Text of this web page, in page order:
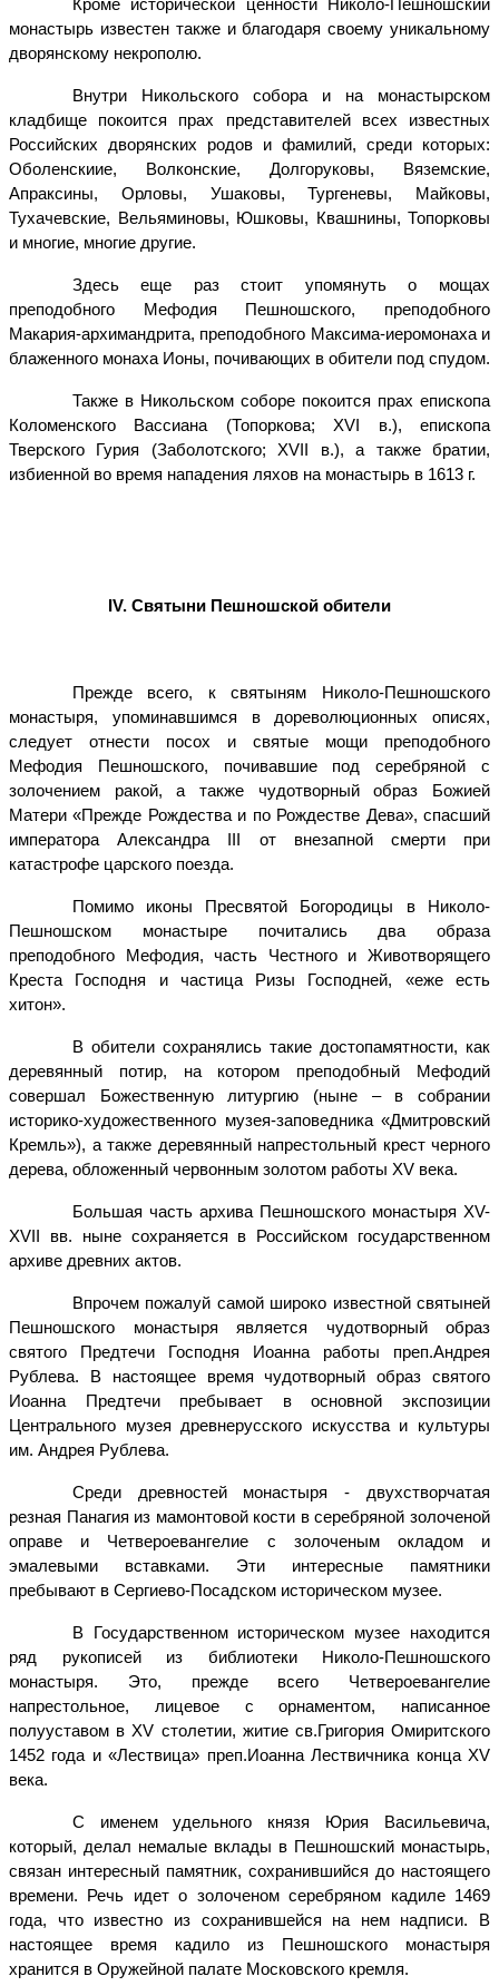
Кроме исторической ценности Николо-Пешношский
монастырь известен также и благодаря своему уникальному
дворянскому некрополю.
Внутри Никольского собора и на монастырском
кладбище покоится прах представителей всех известных
Российских дворянских родов и фамилий, среди которых:
Оболенскиие, Волконские, Долгоруковы, Вяземские,
Апраксины, Орловы, Ушаковы, Тургеневы, Майковы,
Тухачевские, Вельяминовы, Юшковы, Квашнины, Топорковы
и многие, многие другие.
Здесь еще раз стоит упомянуть о мощах
преподобного Мефодия Пешношского, преподобного
Макария-архимандрита, преподобного Максима-иеромонаха и
блаженного монаха Ионы, почивающих в обители под спудом.
Также в Никольском соборе покоится прах епископа
Коломенского Вассиана (Топоркова; XVI в.), епископа
Тверского Гурия (Заболотского; XVII в.), а также братии,
избиенной во время нападения ляхов на монастырь в 1613 г.
IV. Святыни Пешношской обители
Прежде всего, к святыням Николо-Пешношского
монастыря, упоминавшимся в дореволюционных описях,
следует отнести посох и святые мощи преподобного
Мефодия Пешношского, почивавшие под серебряной с
золочением ракой, а также чудотворный образ Божией
Матери «Прежде Рождества и по Рождестве Дева», спасший
императора Александра III от внезапной смерти при
катастрофе царского поезда.
Помимо иконы Пресвятой Богородицы в Николо-
Пешношском монастыре почитались два образа
преподобного Мефодия, часть Честного и Животворящего
Креста Господня и частица Ризы Господней, «еже есть
хитон».
В обители сохранялись такие достопамятности, как
деревянный потир, на котором преподобный Мефодий
совершал Божественную литургию (ныне – в собрании
историко-художественного музея-заповедника «Дмитровский
Кремль»), а также деревянный напрестольный крест черного
дерева, обложенный червонным золотом работы XV века.
Большая часть архива Пешношского монастыря ХV-
ХVII
вв. ныне сохраняется в Российском государственном
архиве древних актов.
Впрочем пожалуй самой широко известной святыней
Пешношского монастыря является чудотворный образ
святого Предтечи Господня Иоанна работы преп.Андрея
Рублева. В настоящее время чудотворный образ святого
Иоанна Предтечи пребывает в основной экспозиции
Центрального музея древнерусского искусства и культуры
им. Андрея Рублева.
Среди древностей монастыря - двухстворчатая
резная Панагия из мамонтовой кости в серебряной золоченой
оправе и Четвероевангелие с золоченым окладом и
эмалевыми вставками. Эти интересные памятники
пребывают в Сергиево-Посадском историческом музее.
В Государственном историческом музее находится
ряд рукописей из библиотеки Николо-Пешношского
монастыря. Это, прежде всего Четвероевангелие
напрестольное, лицевое с орнаментом, написанное
полууставом в XV столетии, житие св.Григория Омиритского
1452 года и «Лествица» преп.Иоанна Лествичника конца XV
века.
С именем удельного князя Юрия Васильевича,
который, делал немалые вклады в Пешношский монастырь,
связан интересный памятник, сохранившийся до настоящего
времени. Речь идет о золоченом серебряном кадиле 1469
года, что известно из сохранившейся на нем надписи. В
настоящее время кадило из Пешношского монастыря
хранится в Оружейной палате Московского кремля.